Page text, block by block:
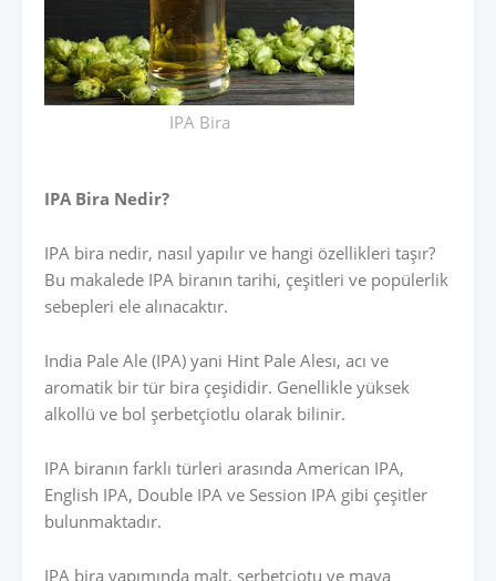
IPA Bira
IPA Bira Nedir?
IPA bira nedir, nasıl yapılır ve hangi özellikleri taşır?
Bu makalede IPA biranın tarihi, çeşitleri ve popülerlik
sebepleri ele alınacaktır.
India Pale Ale (IPA) yani Hint Pale Alesı, acı ve
aromatik bir tür bira çeşididir. Genellikle yüksek
alkollü ve bol şerbetçiotlu olarak bilinir.
IPA biranın farklı türleri arasında American IPA,
English IPA, Double IPA ve Session IPA gibi çeşitler
bulunmaktadır.
IPA bira yapımında malt, şerbetçiotu ve maya